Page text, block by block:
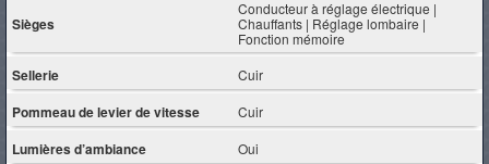
Sièges
Conducteur à réglage électrique |
Chauffants | Réglage lombaire |
Fonction mémoire
Sellerie Cuir
Pommeau de levier de vitesse Cuir
Lumières d’ambiance Oui